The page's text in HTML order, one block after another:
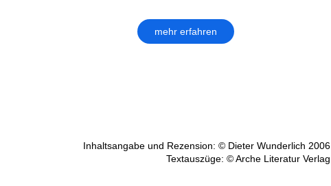
mehr erfahren
Inhaltsangabe und Rezension: © Dieter Wunderlich 2006
Textauszüge: © Arche Literatur Verlag